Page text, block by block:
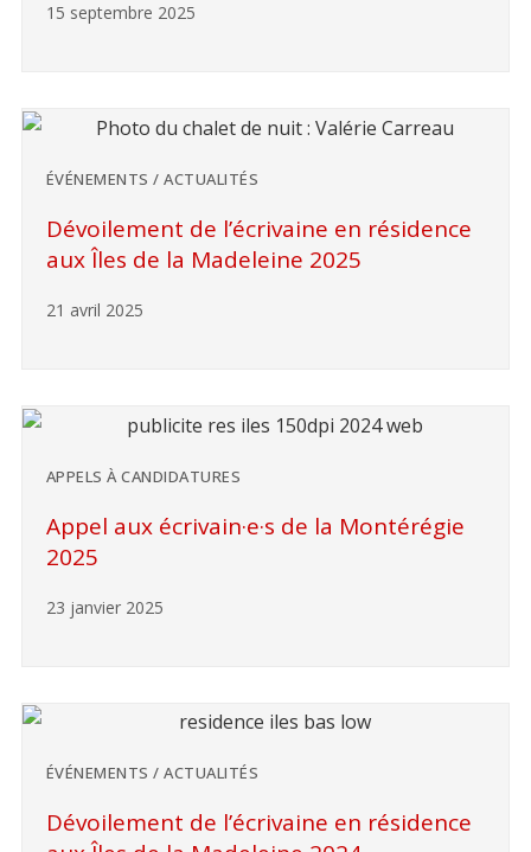
15 septembre 2025
ÉVÉNEMENTS / ACTUALITÉS
Dévoilement de l’écrivaine en résidence
aux Îles de la Madeleine 2025
21 avril 2025
APPELS À CANDIDATURES
Appel aux écrivain·e·s de la Montérégie
2025
23 janvier 2025
ÉVÉNEMENTS / ACTUALITÉS
Dévoilement de l’écrivaine en résidence